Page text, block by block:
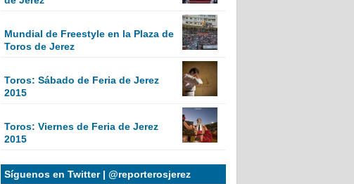
Mundial de Freestyle en la Plaza de
Toros de Jerez
Toros: Sábado de Feria de Jerez
2015
Toros: Viernes de Feria de Jerez
2015
Síguenos en Twitter | @reporterosjerez